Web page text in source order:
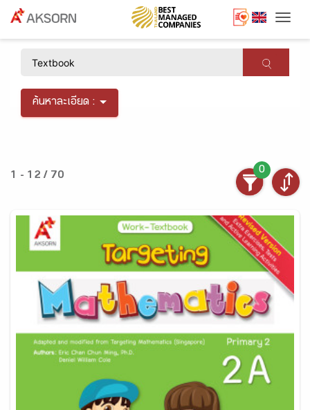
ค้นหาละเอียด :
1 - 12 / 70
0